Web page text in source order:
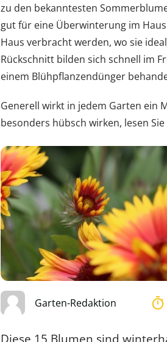
zu den bekanntesten
gut für eine Überwinterung im
Haus verbracht werden, wo sie
Rückschnitt bilden sich schnell im
einem Blühpflanzendünger
Generell wirkt in jedem Garten ein
besonders hübsch wirken, lesen
Garten-Redaktion